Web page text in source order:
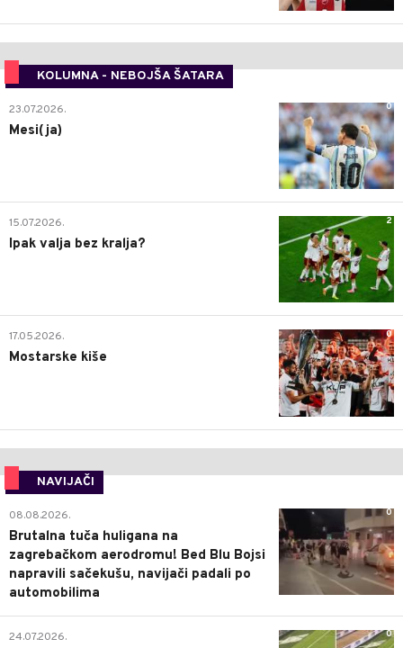
KOLUMNA - NEBOJŠA ŠATARA
0
23.07.2026.
Mesi(ja)
2
15.07.2026.
Ipak valja bez kralja?
0
17.05.2026.
Mostarske kiše
NAVIJAČI
0
08.08.2026.
Brutalna tuča huligana na
zagrebačkom aerodromu! Bed Blu Bojsi
napravili sačekušu, navijači padali po
automobilima
0
24.07.2026.